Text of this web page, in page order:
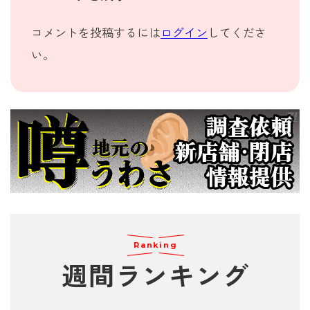
コメントを投稿するには ログイン してくださ
い。
Ranking
週間 ランキング